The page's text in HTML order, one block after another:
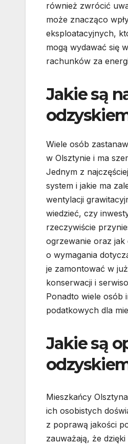
również zwrócić
może znacząco
eksploatacyjnych,
mogą wydawać się
rachunków za
Jakie są
Wiele osób
w Olsztynie i ma
Jednym z
system i jakie ma
wentylacji
wiedzieć, czy
rzeczywiście
ogrzewanie oraz jak
o wymagania
je zamontować w
konserwacji i
Ponadto wiele osób
podatkowych dla
Jakie są
Mieszkańcy
ich osobistych
z poprawą jakości
zauważają, że